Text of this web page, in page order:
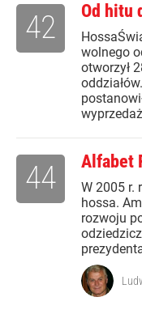
Od hitu
wolnego
otworzył
42
Alfabet
W 2005 r.
hossa.
rozwoju
44